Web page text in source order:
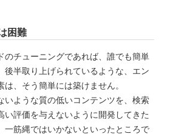
困難
のチューニングであれば、誰でも簡単
後半取り上げられているような、エン
、そう簡単には築けません。
いような質の低いコンテンツを、検索
い評価を与えないように開発してきた
一筋縄ではいかないといったところで